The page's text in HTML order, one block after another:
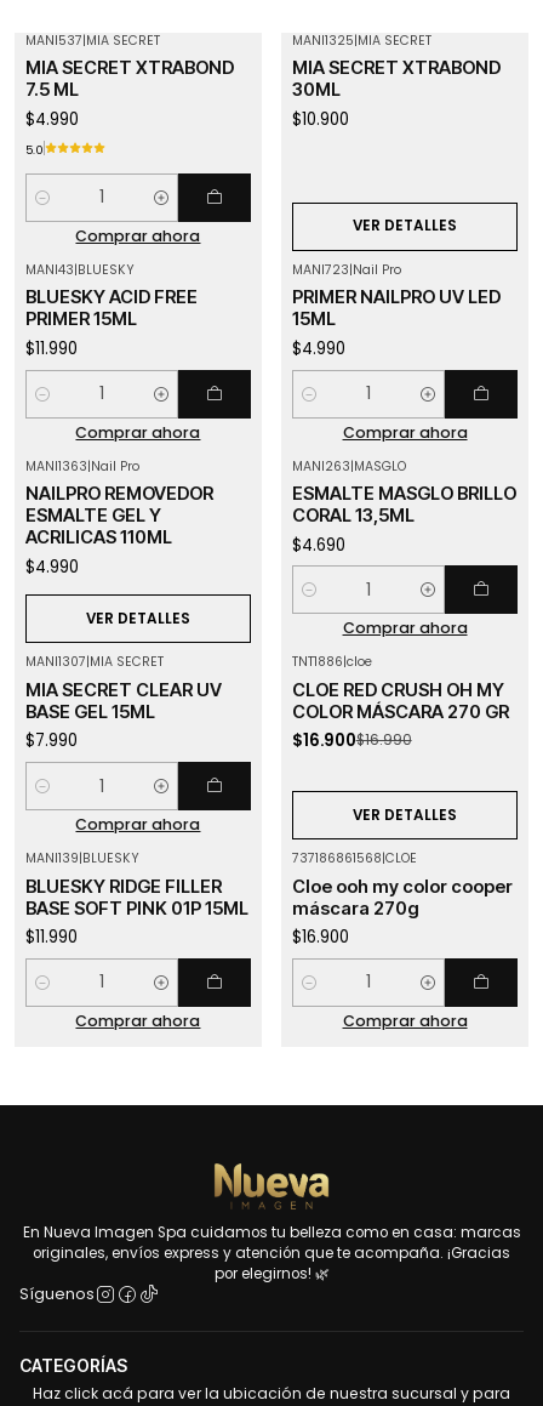
MANI537|MIA SECRET
MIA SECRET XTRABOND
7.5 ML
$4.990
5.0
Cantidad
Comprar ahora
MANI1325|MIA SECRET
MIA SECRET XTRABOND
30ML
$10.900
VER DETALLES
MANI43|BLUESKY
BLUESKY ACID FREE
PRIMER 15ML
$11.990
Cantidad
Comprar ahora
MANI723|Nail Pro
PRIMER NAILPRO UV LED
15ML
$4.990
Cantidad
Comprar ahora
MANI1363|Nail Pro
NAILPRO REMOVEDOR
ESMALTE GEL Y
ACRILICAS 110ML
$4.990
VER DETALLES
MANI263|MASGLO
ESMALTE MASGLO BRILLO
CORAL 13,5ML
$4.690
Cantidad
Comprar ahora
MANI1307|MIA SECRET
MIA SECRET CLEAR UV
BASE GEL 15ML
$7.990
Cantidad
Comprar ahora
Agotado
TNT1886|cloe
CLOE RED CRUSH OH MY
COLOR MÁSCARA 270 GR
$16.900$16.990
VER DETALLES
MANI139|BLUESKY
BLUESKY RIDGE FILLER
BASE SOFT PINK 01P 15ML
$11.990
Cantidad
Comprar ahora
737186861568|CLOE
Cloe ooh my color cooper
máscara 270g
$16.900
Cantidad
Comprar ahora
En Nueva Imagen Spa cuidamos tu belleza como en casa: marcas
originales, envíos express y atención que te acompaña. ¡Gracias
por elegirnos! 🌿
Síguenos
CATEGORÍAS
Haz click acá para ver la ubicación de nuestra sucursal y para